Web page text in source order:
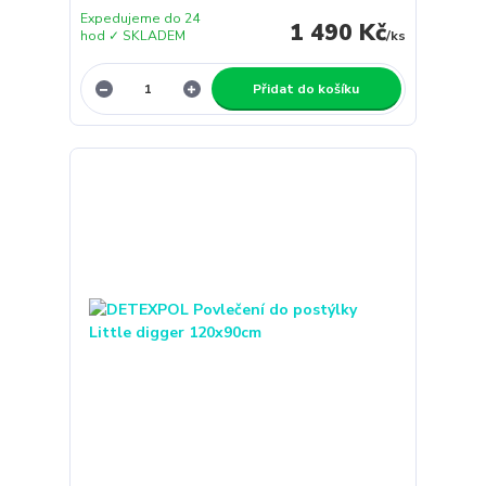
1 490 Kč/ks
Expedujeme do 24
hod ✓ SKLADEM
Přidat do košíku